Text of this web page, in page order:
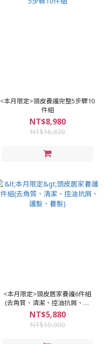
<本月限定>頭皮養護完整5步驟10
件組
NT$8,980
NT$16,820
<本月限定>頭皮居家養護6件組
(去角質、清潔、控油抗屑、護
髮、養髮)
NT$5,880
NT$10,000